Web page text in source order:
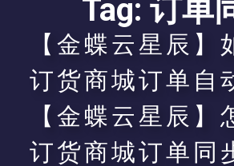
Tag: 订单
【金蝶云星辰】
订货商城订单自
【金蝶云星辰】
订货商城订单同